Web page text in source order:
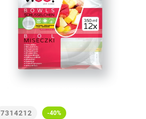
7314212 -40%